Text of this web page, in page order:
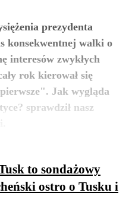
prezydenta
konsekwentnej walki o
interesów zwykłych
rok kierował się
Jak wygląda
sprawdził nasz
więcej
to sondażowy
ostro o Tusku i